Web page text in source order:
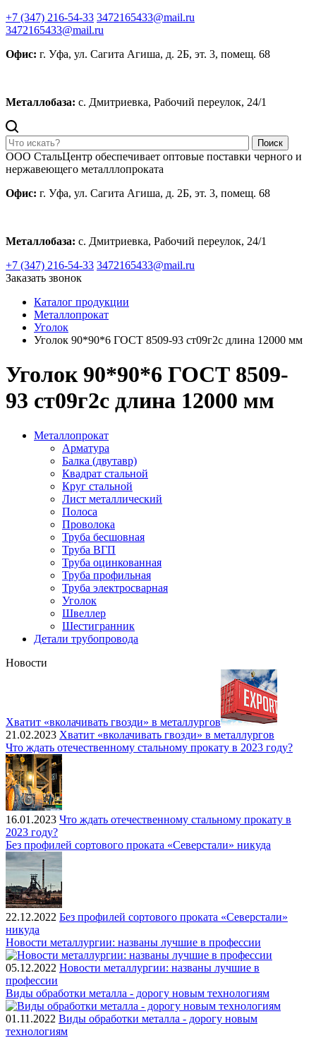
+7 (347) 216-54-33 3472165433@mail.ru
3472165433@mail.ru
Офис: г. Уфа, ул. Сагита Агиша, д. 2Б, эт. 3, помещ. 68
Металлобаза: с. Дмитриевка, Рабочий переулок, 24/1
Поиск
ООО СтальЦентр обеспечивает оптовые поставки черного и
нержавеющего металллопроката
Офис: г. Уфа, ул. Сагита Агиша, д. 2Б, эт. 3, помещ. 68
Металлобаза: с. Дмитриевка, Рабочий переулок, 24/1
+7 (347) 216-54-33 3472165433@mail.ru
Заказать звонок
Каталог продукции
Металлопрокат
Уголок
Уголок 90*90*6 ГОСТ 8509-93 ст09г2с длина 12000 мм
Уголок 90*90*6 ГОСТ 8509-
93 ст09г2с длина 12000 мм
Металлопрокат
Арматура
Балка (двутавр)
Квадрат стальной
Круг стальной
Лист металлический
Полоса
Проволока
Труба бесшовная
Труба ВГП
Труба оцинкованная
Труба профильная
Труба электросварная
Уголок
Швеллер
Шестигранник
Детали трубопровода
Новости
Хватит «вколачивать гвозди» в металлургов
21.02.2023 Хватит «вколачивать гвозди» в металлургов
Что ждать отечественному стальному прокату в 2023 году?
16.01.2023 Что ждать отечественному стальному прокату в
2023 году?
Без профилей сортового проката «Северстали» никуда
22.12.2022 Без профилей сортового проката «Северстали»
никуда
Новости металлургии: названы лучшие в профессии
05.12.2022 Новости металлургии: названы лучшие в
профессии
Виды обработки металла - дорогу новым технологиям
01.11.2022 Виды обработки металла - дорогу новым
технологиям